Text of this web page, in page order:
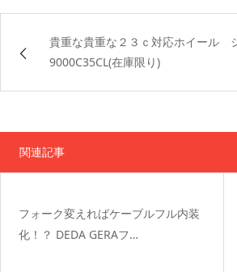
貴重な貴重な２３ｃ対応ホイール
9000C35CL(在庫限り)
関連記事
フォーク変えればケーブルフル内装
化！？ DEDA GERAフ…